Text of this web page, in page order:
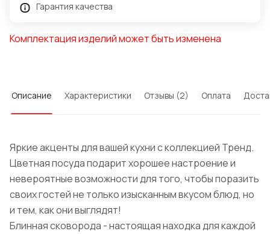
Гарантия качества
Комплектация изделий может быть изменена
Описание Характеристики Отзывы (2) Оплата
Яркие акценты для вашей кухни с коллекцией Тренд.
Цветная посуда подарит хорошее настроение и
невероятные возможности для того, чтобы поразить
своих гостей не только изысканным вкусом блюд, но
и тем, как они выглядят!
Блинная сковорода - настоящая находка для каждой